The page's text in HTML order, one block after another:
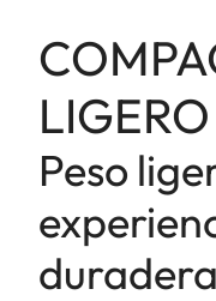
LIGERO
Peso
duradera